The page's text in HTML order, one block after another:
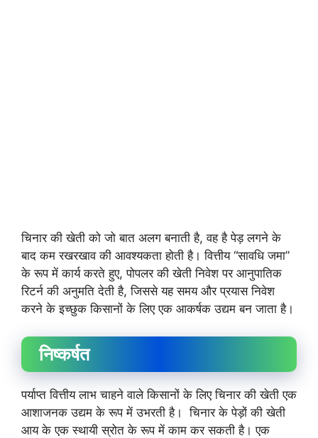
चिनार की खेती को जो बात अलग बनाती है, वह है पेड़ लगने के
बाद कम रखरखाव की आवश्यकता होती है। वित्तीय “सावधि जमा”
के रूप में कार्य करते हुए, पोपलर की खेती निवेश पर आनुपातिक
रिटर्न की अनुमति देती है, जिससे यह समय और प्रयास निवेश
करने के इच्छुक किसानों के लिए एक आकर्षक उद्यम बन जाता है।
निष्कर्षत
पर्याप्त वित्तीय लाभ चाहने वाले किसानों के लिए चिनार की खेती एक
आशाजनक उद्यम के रूप में उभरती है। चिनार के पेड़ों की खेती
आय के एक स्थायी स्रोत के रूप में काम कर सकती है। एक